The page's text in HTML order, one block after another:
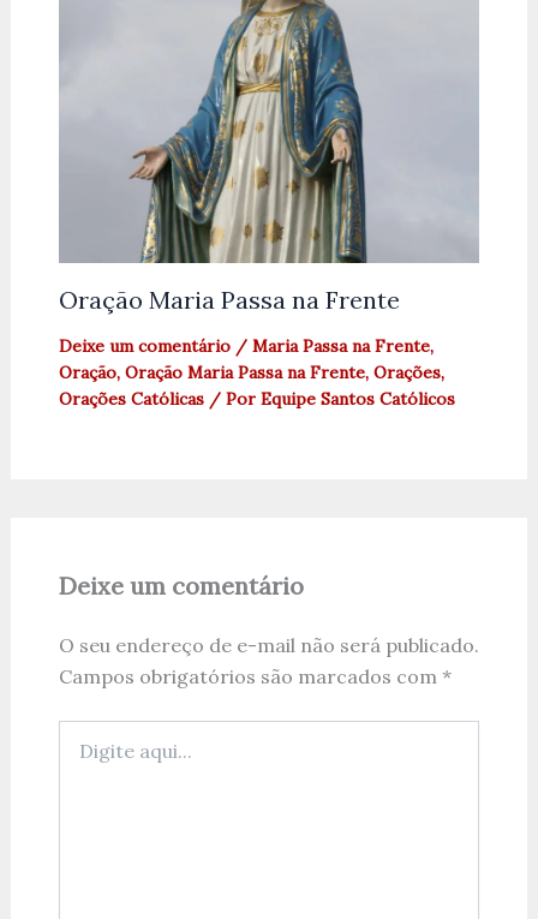
Oração Maria Passa na Frente
Deixe um comentário / Maria Passa na Frente,
Oração, Oração Maria Passa na Frente, Orações,
Orações Católicas/ Por Equipe Santos Católicos
Deixe um comentário
O seu endereço de e-mail não será publicado.
Campos obrigatórios são marcados com *
aqui...